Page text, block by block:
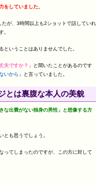
をしていました
が、3時間以上も2ショットで話していれ
。
いうことはありませんでした。
夫ですか？」
と聞いたことがあるのです
いから」 と言っていました。
とは裏腹な本人の美貌
な出費がない独身の男性」と想像する方
とも思うでしょう。
ってしまったのですが、この方に対して